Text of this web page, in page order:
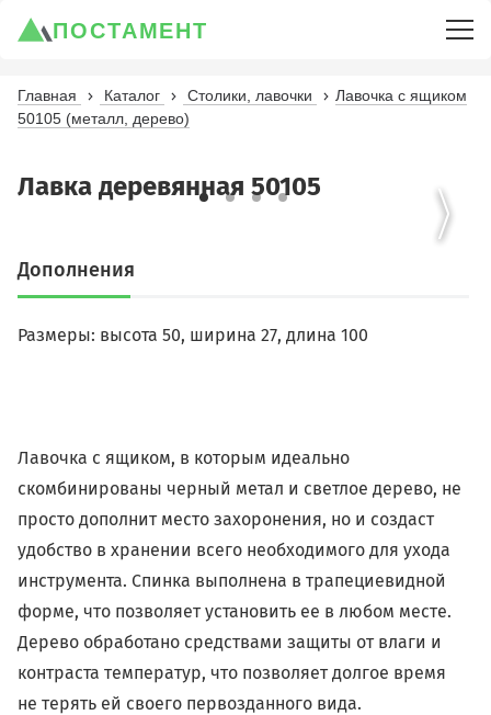
ПОСТАМЕНТ
Главная Каталог Столики, лавочки
Лавочка с ящиком
50105 (металл, дерево)
Лавка деревянная 50105
Дополнения
Размеры: высота 50, ширина 27, длина 100
Лавочка с ящиком, в которым идеально
скомбинированы черный метал и светлое дерево, не
просто дополнит место захоронения, но и создаст
удобство в хранении всего необходимого для ухода
инструмента. Спинка выполнена в трапециевидной
форме, что позволяет установить ее в любом месте.
Дерево обработано средствами защиты от влаги и
контраста температур, что позволяет долгое время
не терять ей своего первозданного вида.